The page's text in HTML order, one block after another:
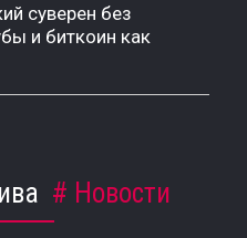
суверен без
и биткоин как
Новости